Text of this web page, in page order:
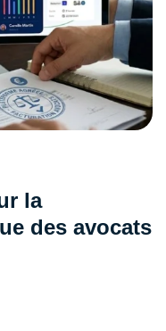
la
des avocats